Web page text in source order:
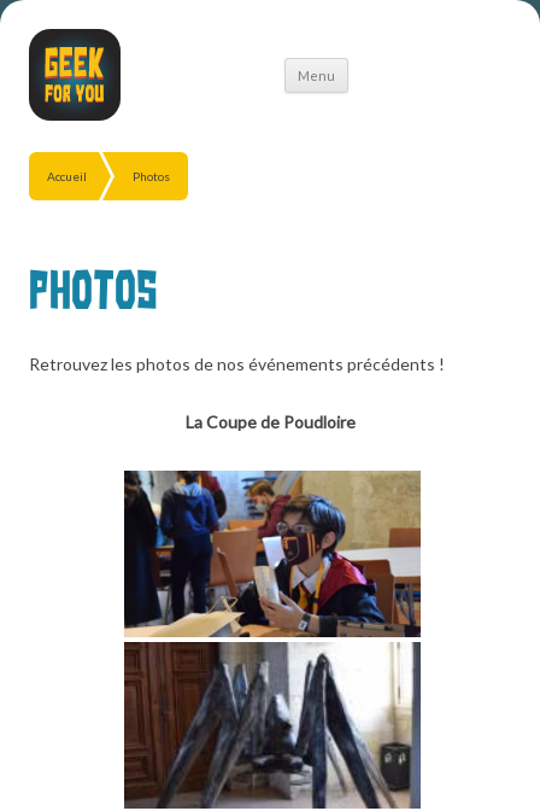
Menu
Aller
Accueil Photos
Photos
Retrouvez les photos de nos événements précédents !
La Coupe de Poudloire